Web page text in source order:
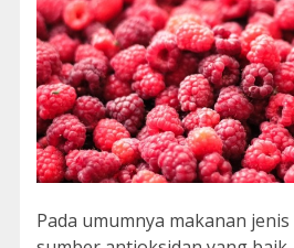
Pada umumnya makanan